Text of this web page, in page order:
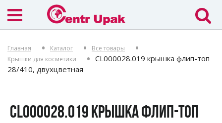
Главная Каталог
Все товары
Крышки для косметики
CL000028.019 крышка флип-топ
28/410, двухцветная
CL000028.019 КРЫШКА ФЛИП-ТОП